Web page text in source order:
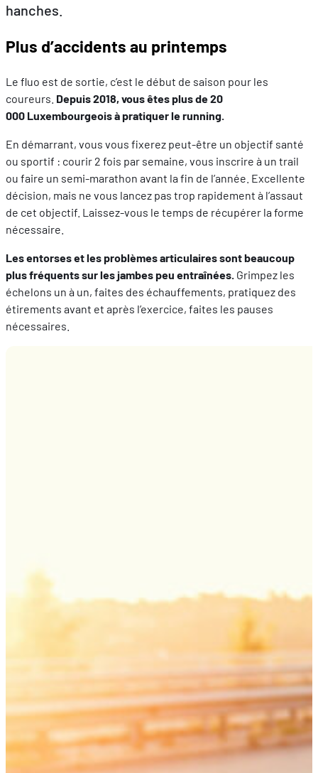
hanches.
Plus d’accidents au printemps
Le fluo est de sortie, c’est le début de saison pour les
coureurs. Depuis 2018, vous êtes plus de 20
000 Luxembourgeois à pratiquer le running.
En démarrant, vous vous fixerez peut-être un objectif santé
ou sportif : courir 2 fois par semaine, vous inscrire à un trail
ou faire un semi-marathon avant la fin de l’année. Excellente
décision, mais ne vous lancez pas trop rapidement à l’assaut
de cet objectif. Laissez-vous le temps de récupérer la forme
nécessaire.
Les entorses et les problèmes articulaires sont beaucoup
plus fréquents sur les jambes peu entraînées. Grimpez les
échelons un à un, faites des échauffements, pratiquez des
étirements avant et après l’exercice, faites les pauses
nécessaires.